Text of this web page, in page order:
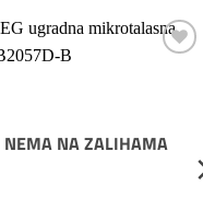
NEMA NA ZALIHAMA